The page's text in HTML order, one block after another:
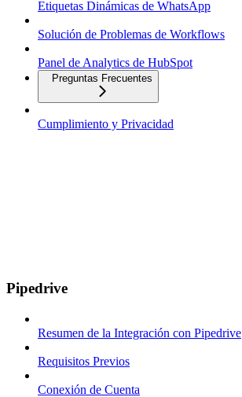
Etiquetas Dinámicas de WhatsApp
Solución de Problemas de Workflows
Panel de Analytics de HubSpot
Preguntas Frecuentes
Cumplimiento y Privacidad
Pipedrive
Resumen de la Integración con Pipedrive
Requisitos Previos
Conexión de Cuenta